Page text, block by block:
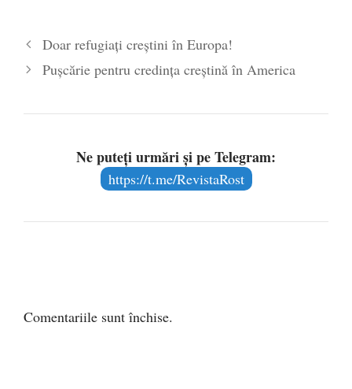
Doar refugiați creștini în Europa!
Pușcărie pentru credința creștină în America
Ne puteți urmări și pe Telegram:
https://t.me/RevistaRost
Comentariile sunt închise.